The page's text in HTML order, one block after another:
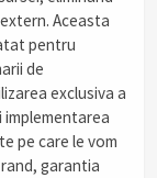
Aceasta
pentru
de
exclusiva a
pe care le vom
garantia